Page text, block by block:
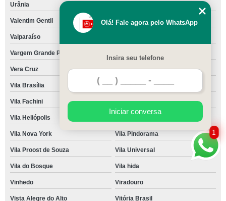
Urânia
Valentim Gentil Valinhos
Valparaíso
Vargem Grande Paulista
Vera Cruz Vila Basilino Machado
Vila Brasília Vila Domitila
Vila Fachini Vila Guaraná
Vila Heliópolis
Vila Nova York Vila Pindorama
Vila Proost de Souza Vila Universal
Vila do Bosque Vila hida
Vinhedo Viradouro
Vista Alegre do Alto Vitória Brasil
1
Olá! Fale agora pelo WhatsApp
Insira seu telefone
Iniciar conversa